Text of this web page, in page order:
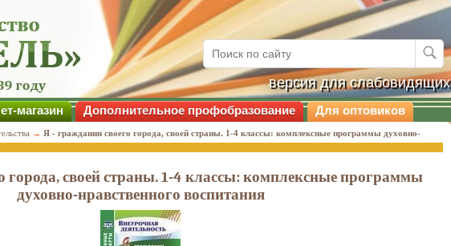
города, своей страны. 1-4 классы: комплексные программы
духовно-нравственного воспитания
версия для слабовидящих
магазин Дополнительное профобразование Для оптовиков
→ Я - гражданин своего города, своей страны. 1-4 классы: комплексные программы духовно-